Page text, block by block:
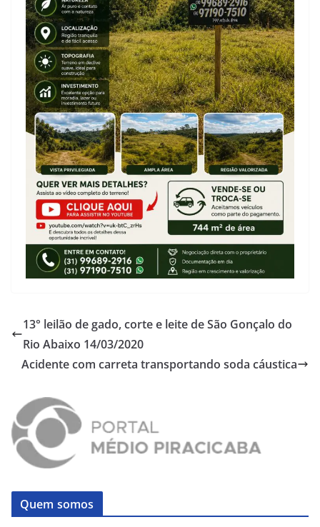
13° leilão de gado, corte e leite de São Gonçalo do
Rio Abaixo 14/03/2020
Acidente com carreta transportando soda cáustica
Quem somos